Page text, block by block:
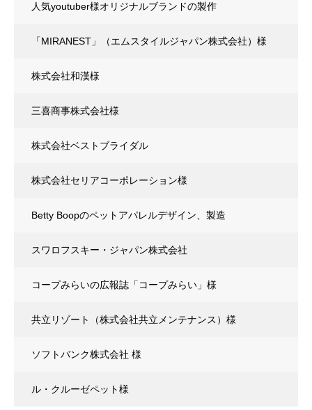
人気youtuber様オリジナルブランドの製作
「MIRANEST」（エムスタイルジャパン株式会社）様
株式会社和漢様
三喜商事株式会社様
株式会社ベストブライダル
株式会社セリアコーポレーション様
Betty Boopのペットアパレルデザイン、製造
スワロフスキー・ジャパン株式会社
コープみらいの広報誌「コープみらい」様
共立リゾート（株式会社共立メンテナンス）様
ソフトバンク株式会社 様
ル・クルーゼペット様